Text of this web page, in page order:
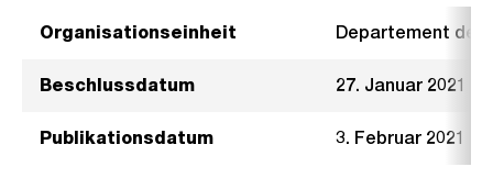
Organisationseinheit Departement der
Beschlussdatum 27. Januar 2021
Publikationsdatum 3. Februar 2021